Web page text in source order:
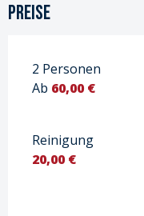
Preise
2 Personen
Ab 60,00 €
Reinigung
20,00 €